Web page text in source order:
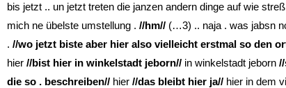
bis jetzt .. un jetzt treten die janzen andern dinge auf wie
mich ne übelste umstellung . //hm// (…3) .. naja . was jabsn
. //wo jetzt biste aber hier also vielleicht erstmal so den
hier //bist hier in winkelstadt jeborn// in winkelstadt jeborn
die so . beschreiben// hier //das bleibt hier ja// hier in dem